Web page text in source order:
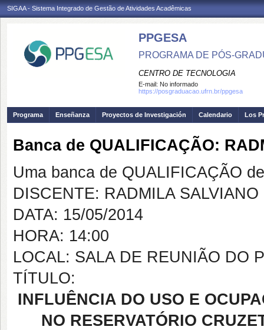
SIGAA - Sistema Integrado de Gestão de Atividades Acadêmicas
PPGESA
PROGRAMA DE PÓS-
CENTRO DE TECNOLOGIA
E-mail: No informado
https://posgraduacao.ufrn.br/ppgesa
Programa Enseñanza Proyectos de Investigación Calendario Los
Banca de QUALIFICAÇÃO:
Uma banca de QUALIFICAÇÃO
DISCENTE: RADMILA
DATA: 15/05/2014
HORA: 14:00
LOCAL: SALA DE REUNIÃO DO
TÍTULO:
INFLUÊNCIA DO USO E
NO RESERVATÓRIO